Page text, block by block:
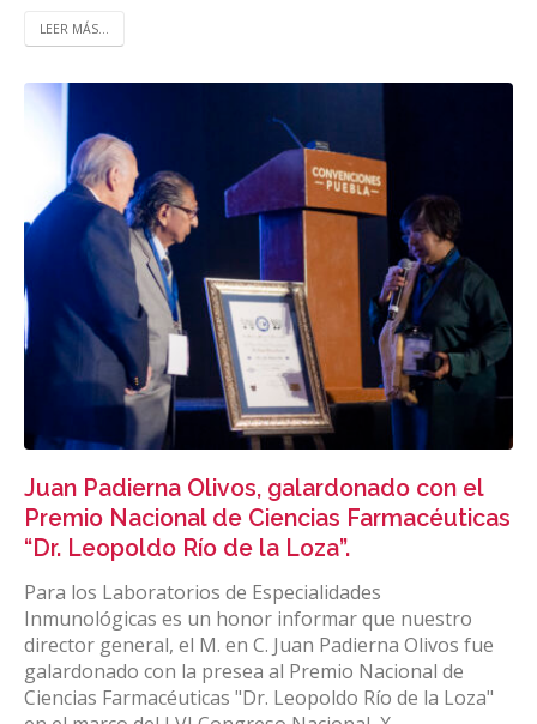
LEER MÁS...
Juan Padierna Olivos, galardonado con el
Premio Nacional de Ciencias Farmacéuticas
“Dr. Leopoldo Río de la Loza”.
Para los Laboratorios de Especialidades
Inmunológicas es un honor informar que nuestro
director general, el M. en C. Juan Padierna Olivos fue
galardonado con la presea al Premio Nacional de
Ciencias Farmacéuticas "Dr. Leopoldo Río de la Loza"